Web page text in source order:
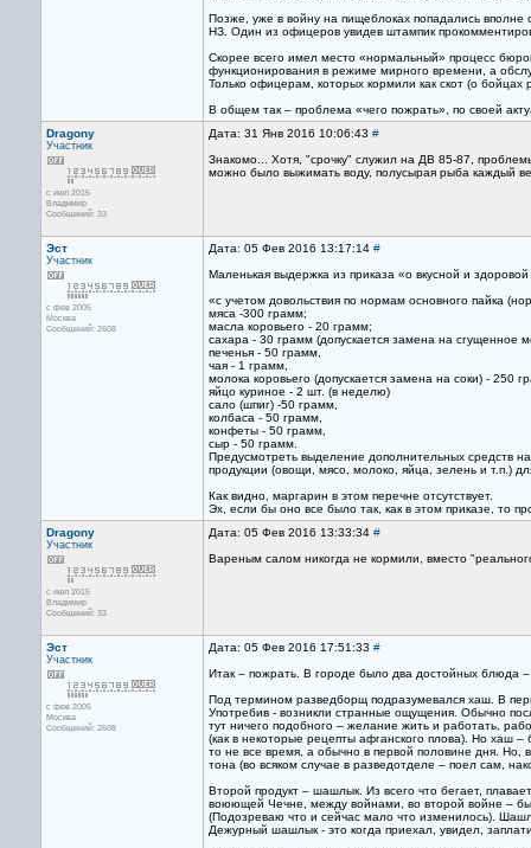
Позже, уже в войну на пищеблоках попадались
НЗ. Один из офицеров увидев штампик
Скорее всего имел место «нормальный» процесс
функционирования в режиме мирного времени, а
Только офицерам, которых кормили как скот (о бойцах
В общем так – проблема «чего пожрать», по своей
Dragony
Участник
с июл 2015
Владимир
Сообщений: 33
Дата: 31 Янв 2016 10:06:43 #
Знакомо... Хотя, "срочку" служил на ДВ 85-87,
можно было выжимать воду, полусырая рыба каждый
Эст
Участник
с фев 2005
Москва
Сообщений: 2608
Дата: 05 Фев 2016 13:17:14 #
Маленькая выдержка из приказа «о вкусной и
«с учетом довольствия по нормам основного пайка
мяса -300 грамм;
масла коровьего - 20 грамм;
сахара - 30 грамм (допускается замена на сгущенное
печенья - 50 грамм,
чая - 1 грамм,
молока коровьего (допускается замена на соки) - 250
яйцо куриное - 2 шт. (в неделю)
сало (шпиг) -50 грамм,
колбаса - 50 грамм,
конфеты - 50 грамм,
сыр - 50 грамм.
Предусмотреть выделение дополнительных средств
продукции (овощи, мясо, молоко, яйца, зелень и т.п.)
Как видно, маргарин в этом перечне отсутствует.
Эх, если бы оно все было так, как в этом приказе, то
Dragony
Участник
с июл 2015
Владимир
Сообщений: 33
Дата: 05 Фев 2016 13:33:34 #
Вареным салом никогда не кормили, вместо
Эст
Участник
с фев 2005
Москва
Сообщений: 2608
Дата: 05 Фев 2016 17:51:33 #
Итак – пожрать. В городе было два достойных блюда
Под термином разведборщ подразумевался хаш. В
Употребив - возникли странные ощущения. Обычно
тут ничего подобного – желание жить и работать,
(как в некоторые рецепты афганского плова). Но хаш
то не все время, а обычно в первой половине дня.
тона (во всяком случае в разведотделе – поел сам,
Второй продукт – шашлык. Из всего что бегает,
воюющей Чечне, между войнами, во второй войне –
(Подозреваю что и сейчас мало что изменилось).
Дежурный шашлык - это когда приехал, увидел,